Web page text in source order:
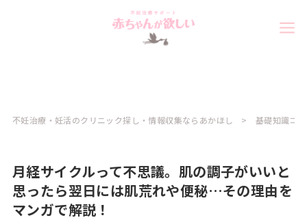
不妊治療・妊活のクリニック探し・情報収集ならあかほし 基礎知識コ
月経サイクルって不思議。肌の調子がいいと
思ったら翌日には肌荒れや便秘…その理由を
マンガで解説！